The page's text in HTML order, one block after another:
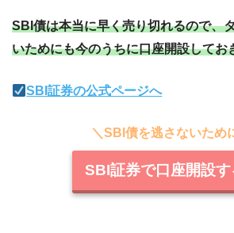
SBI債は本当に早く売り切れるので、
いためにも今のうちに口座開設してお
SBI証券の公式ページへ
＼SBI債を逃さないため
SBI証券で口座開設